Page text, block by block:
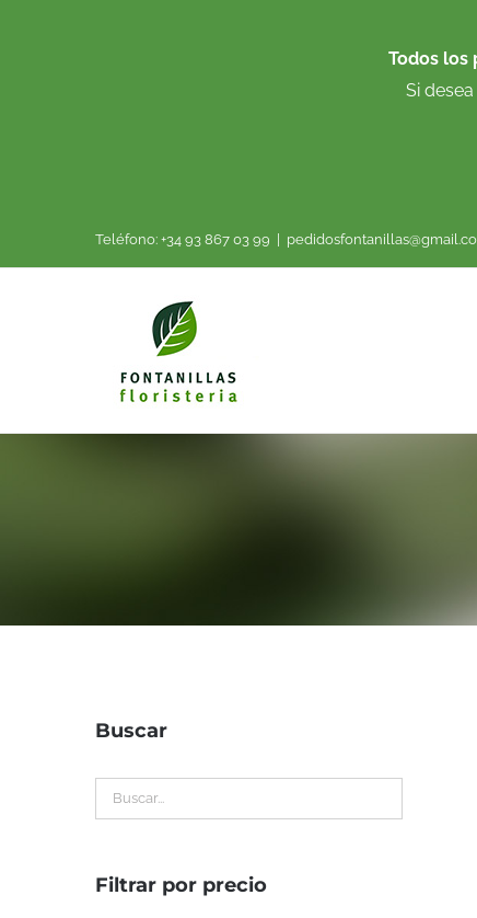
Todos los
Si
Teléfono: +34 93 867 03 99
Buscar
Filtrar por precio